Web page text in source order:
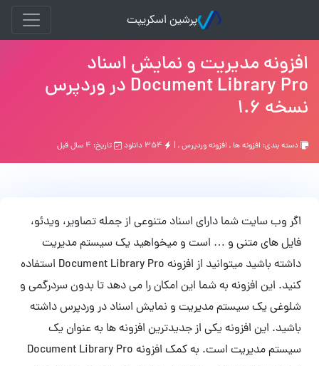
پرشین اسکریپت
افزونه مدیریت و نمایش اسناد
Document Library Pro در وردپرس
نسخه 1.6
دسته بندی: افزونه ها, افزونه وردپرس, | تاریخ: ۴ سال قبل
اگر وب سایت شما دارای اسناد متنوعی از جمله تصاویر، ویدئو،
فایل های متنی و … است و میخواهید یک سیستم مدیریت
داشته باشید میتوانید از افزونه Document Library Pro استفاده
کنید. این افزونه به شما این امکان را می دهد تا بدون سردرگمی و
شلوغی یک سیستم مدیریت و نمایش اسناد در وردپرس داشته
باشید. این افزونه یکی از جدیدترین افزونه ها به عنوان یک
سیستم مدیریت است. به کمک افزونه Document Library Pro